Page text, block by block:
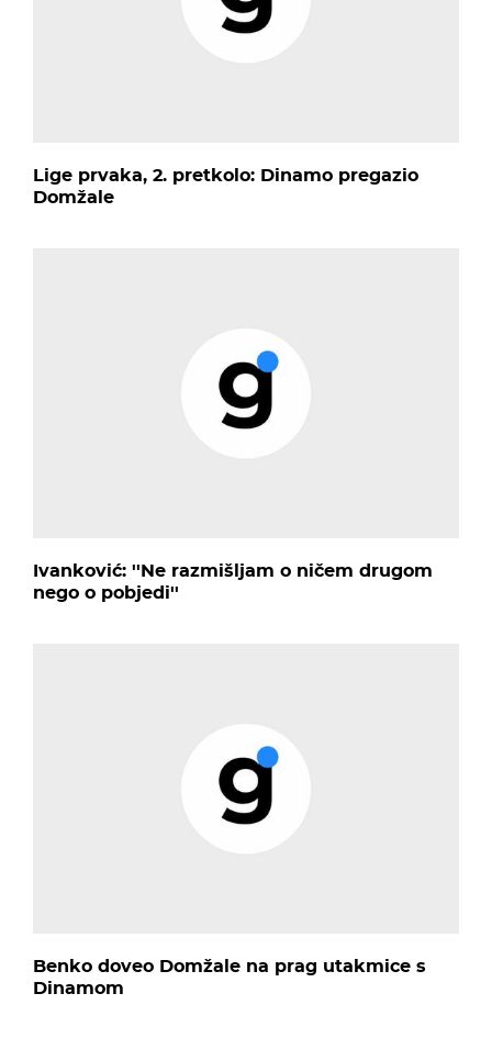
Lige prvaka, 2. pretkolo: Dinamo pregazio
Domžale
Ivanković: ''Ne razmišljam o ničem drugom
nego o pobjedi''
Benko doveo Domžale na prag utakmice s
Dinamom